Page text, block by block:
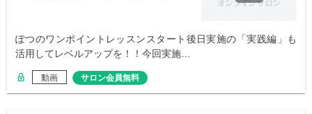
ぽつのワンポイントレッスンスタート後日実施の「実践編」も
活用してレベルアップを！！今回実施…
動画 サロン会員無料